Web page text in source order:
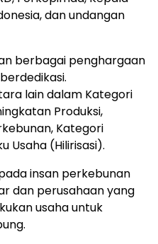
dan undangan
berbagai penghargaan
lain dalam Kategori
Produksi,
Kategori
Usaha (Hilirisasi).
insan perkebunan
dan perusahaan yang
usaha untuk